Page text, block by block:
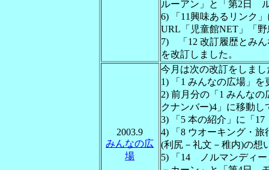
ルーアン」と「第2日
6) 「11興味あるリンク
URL「児童館NET」「
7) 「12 改訂履歴とみん
を改訂しました。
2003.9
みんなの広
場
今月は次の改訂をしまし
1) 「1 みんなの広場」を
2) 前月分の「1 みんな
クナンバー)4」に移動し
3) 「5 本の紹介」に「
4) 「8 ウオーキング・
(利尻－礼文－稚内)の想
5) 「14 ノルマンディ